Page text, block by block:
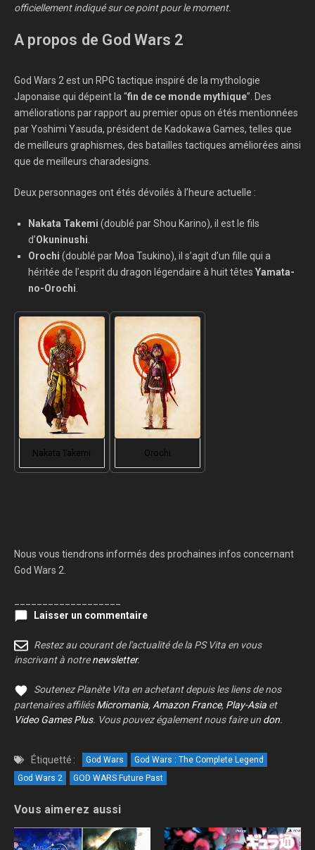
officiellement indiqué sur ce point pour le moment.
A propos de God Wars 2
God Wars 2 est un RPG tactique inspiré de la mythologie
Japonaise qui dépeint la “fin de ce monde mythique”. Des
améliorations par rapport au premier opus on étés mentionnées
par Yoshimi Yasuda, président de Kadokawa Games, telles que
de meilleurs graphismes, des batailles tactiques améliorées ainsi
que de meilleurs charadesigns.
Deux personnages ont étés dévoilés à l’heure actuelle :
Nakata Takemi (doublé par Shou Karino), il est le fils
d’Okuninushi.
Orochi (doublé par Moa Tsukino), il s’agit d’un fille qui a
héritée de l’esprit du dragon légendaire à huit têtes Yamata-
no-Orochi.
Nakata Takemi Orochi
Nous vous tiendrons informés des prochaines infos concernant
God Wars 2.
Laisser un commentaire
Restez au courant de l'actualité de la PS Vita en vous
inscrivant à notrenewsletter.
Soutenez Planète Vita en achetant depuis les liens de nos
partenaires affiliésMicromania, Amazon France, Play-Asia et
Video Games Plus. Vous pouvez également nous faire un don.
Étiquetté : God Wars
God Wars : The Complete Legend
God Wars 2
GOD WARS Future Past
Vous aimerez aussi